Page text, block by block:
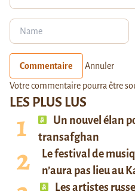
LES PLUS LUS
Un nouvel élan
transafghan
Le festival de
n’aura pas lieu au
Les artistes
Commentaire Annuler
Votre commentaire pourra être